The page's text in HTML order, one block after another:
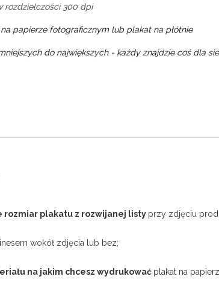
rozdzielczości 300 dpi
na papierze fotograficznym lub plakat na płótnie
do największych - każdy znajdzie coś dla
rozmiar plakatu z rozwijanej listy przy zdjęciu
wokół zdjęcia lub bez;
na jakim chcesz wydrukować plakat na